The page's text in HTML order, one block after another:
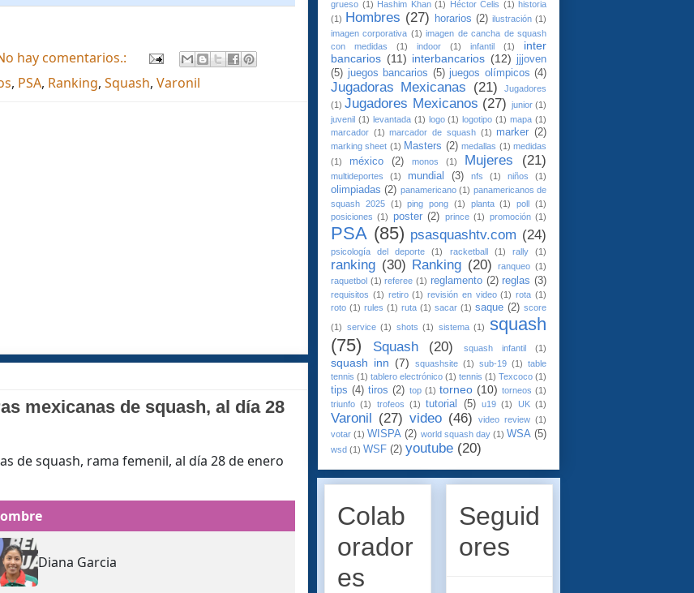
hay comentarios.:
, PSA, Ranking, Squash, Varonil
mexicanas de squash, al día 28
de squash, rama femenil, al día 28 de enero
Diana Garcia
grueso (1) Hashim Khan (1) Héctor Celis (1) historia
(1) Hombres (27) horarios (2) ilustración (1)
imagen corporativa (1) imagen de cancha de squash
con medidas
(1) indoor (1) infantil (1)
inter
bancarios (11) interbancarios (12) jjjoven
(5) juegos bancarios (5) juegos olímpicos (4)
Jugadoras Mexicanas (21)
Jugadores
(1) Jugadores Mexicanos (27) junior (1)
juvenil (1) levantada (1) logo (1) logotipo (1) mapa (1)
marcador (1) marcador de squash (1) marker (2)
marking sheet (1) Masters (2) medallas (1) medidas
(1)
méxico (2) monos (1) Mujeres (21)
multideportes (1) mundial (3) nfs (1) niños (1)
olimpiadas (2) panamericano (1) panamericanos de
squash 2025
(1) ping pong (1) planta (1) poll (1)
posiciones (1) poster (2) prince (1) promoción (1)
PSA (85) psasquashtv.com (24)
psicología del deporte (1) racketball (1) rally (1)
ranking (30) Ranking (20) ranqueo (1)
raquetbol (1) referee (1) reglamento (2) reglas (3)
requisitos (1) retiro (1) revisión en video (1) rota (1)
roto (1) rules (1) ruta (1) sacar (1) saque (2) score
(1) service (1) shots (1) sistema (1) squash
(75)
Squash (20) squash infantil (1)
squash inn (7) squashsite (1) sub-19 (1) table
tennis (1) tablero electrónico (1) tennis (1) Texcoco (1)
tips (4) tiros (2) top (1) torneo (10) torneos (1)
triunfo (1) trofeos (1) tutorial (5) u19 (1) UK (1)
Varonil (27) video (46) video review (1)
votar (1) WISPA (2) world squash day (1) WSA (5)
wsd (1) WSF (2) youtube (20)
Colab
orador
es
Seguid
ores